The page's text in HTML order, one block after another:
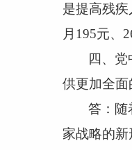
是提高残
月 195元、
四、
供更加全
答：随
家战略的